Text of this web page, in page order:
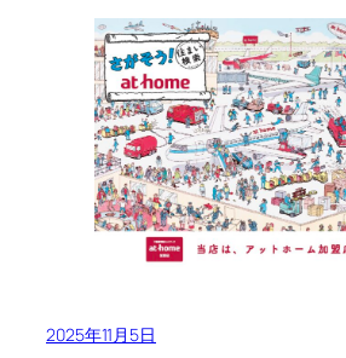
2025年11月5日